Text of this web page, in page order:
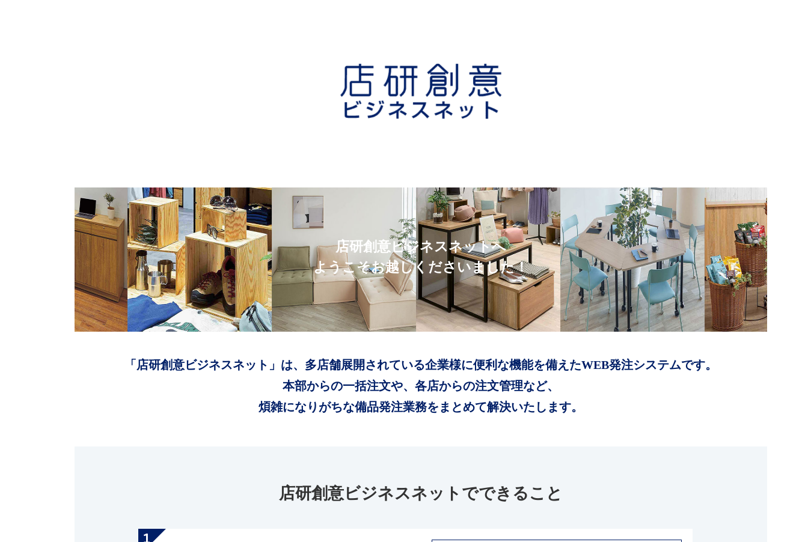
店研創意ビジネスネットへ
ようこそお越しくださいました！
「店研創意ビジネスネット」は、多店舗展開されている企業様に便利な機能を備えたWEB発注システムです。
本部からの一括注文や、各店からの注文管理など、
煩雑になりがちな備品発注業務をまとめて解決いたします。
店研創意ビジネスネットでできること